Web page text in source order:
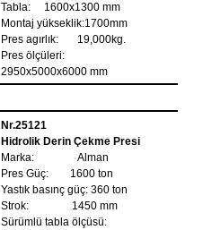
Tabla: 1600x1300 mm
Montaj yükseklik:1700mm
Pres agırlık: 19,000kg.
Pres ölçüleri:
2950x5000x6000 mm
Nr.25121
Hidrolik Derin Çekme Presi
Marka: Alman
Pres Güç: 1600 ton
Yastık basınç güç: 360 ton
Strok: 1450 mm
Sürümlü tabla ölçüsü: